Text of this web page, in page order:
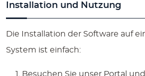
Installation und Nutzung
Die Installation der Software auf
System ist einfach:
Besuchen Sie unser Portal